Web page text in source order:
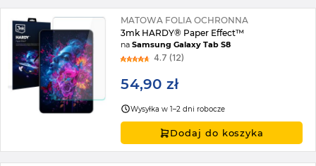
MATOWA FOLIA OCHRONNA
3mk HARDY® Paper Effect™
naSamsung Galaxy Tab S8
4.7 (12)
54,90 zł
Wysyłka w 1–2 dni robocze
Dodaj do koszyka